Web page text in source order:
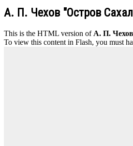
А. П. Чехов "Остров
This is the HTML version of А. П.
To view this content in Flash, you must